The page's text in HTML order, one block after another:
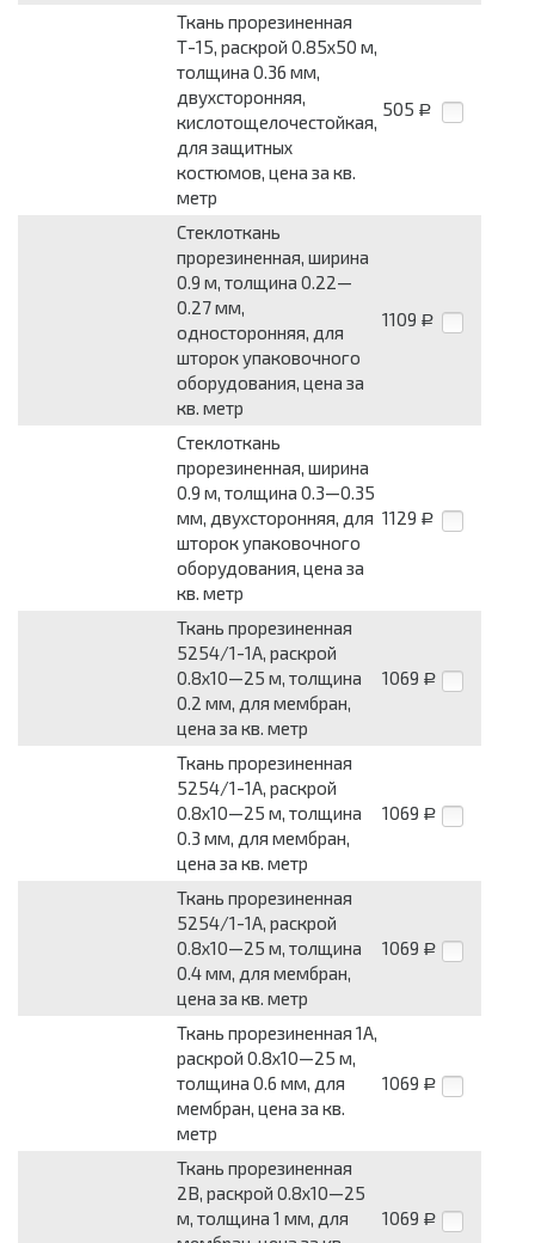
Ткань прорезиненная
Т-15, раскрой 0.85x50 м,
толщина 0.36 мм,
двухсторонняя,
кислотощелочестойкая,
для защитных
костюмов, цена за кв.
метр
505 Р
Стеклоткань
прорезиненная, ширина
0.9 м, толщина 0.22—
0.27 мм,
односторонняя, для
шторок упаковочного
оборудования, цена за
кв. метр
1109 Р
Стеклоткань
прорезиненная, ширина
0.9 м, толщина 0.3—0.35
мм, двухсторонняя, для
шторок упаковочного
оборудования, цена за
кв. метр
1129 Р
Ткань прорезиненная
5254/1-1А, раскрой
0.8x10—25 м, толщина
0.2 мм, для мембран,
цена за кв. метр
1069 Р
Ткань прорезиненная
5254/1-1А, раскрой
0.8x10—25 м, толщина
0.3 мм, для мембран,
цена за кв. метр
1069 Р
Ткань прорезиненная
5254/1-1А, раскрой
0.8x10—25 м, толщина
0.4 мм, для мембран,
цена за кв. метр
1069 Р
Ткань прорезиненная 1А,
раскрой 0.8x10—25 м,
толщина 0.6 мм, для
мембран, цена за кв.
метр
1069 Р
Ткань прорезиненная
2В, раскрой 0.8x10—25
м, толщина 1 мм, для
1069 Р